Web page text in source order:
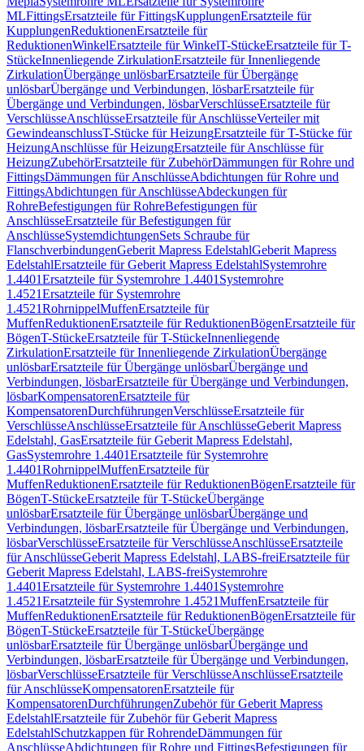
MLFittingsErsatzteile für FittingsKupplungenErsatzteile für
KupplungenReduktionenErsatzteile für
ReduktionenWinkelErsatzteile für WinkelT-StückeErsatzteile für T-
StückeInnenliegende ZirkulationErsatzteile für Innenliegende
ZirkulationÜbergänge unlösbarErsatzteile für Übergänge
unlösbarÜbergänge und Verbindungen, lösbarErsatzteile für
Übergänge und Verbindungen, lösbarVerschlüsseErsatzteile für
VerschlüsseAnschlüsseErsatzteile für AnschlüsseVerteiler mit
GewindeanschlussT-Stücke für HeizungErsatzteile für T-Stücke für
HeizungAnschlüsse für HeizungErsatzteile für Anschlüsse für
HeizungZubehörErsatzteile für ZubehörDämmungen für Rohre und
FittingsDämmungen für AnschlüsseAbdichtungen für Rohre und
FittingsAbdichtungen für AnschlüsseAbdeckungen für
RohreBefestigungen für RohreBefestigungen für
AnschlüsseErsatzteile für Befestigungen für
AnschlüsseSystemdichtungenSets Schraube für
FlanschverbindungenGeberit Mapress EdelstahlGeberit Mapress
EdelstahlErsatzteile für Geberit Mapress EdelstahlSystemrohre
1.4401Ersatzteile für Systemrohre 1.4401 Systemrohre
1.4521Ersatzteile für Systemrohre
1.4521RohrnippelMuffenErsatzteile für
MuffenReduktionenErsatzteile für ReduktionenBögenErsatzteile für
BögenT-StückeErsatzteile für T-StückeInnenliegende
ZirkulationErsatzteile für Innenliegende ZirkulationÜbergänge
unlösbarErsatzteile für Übergänge unlösbarÜbergänge und
Verbindungen, lösbarErsatzteile für Übergänge und Verbindungen,
lösbarKompensatorenErsatzteile für
KompensatorenDurchführungenVerschlüsseErsatzteile für
VerschlüsseAnschlüsseErsatzteile für AnschlüsseGeberit Mapress
Edelstahl, GasErsatzteile für Geberit Mapress Edelstahl,
GasSystemrohre 1.4401Ersatzteile für Systemrohre
1.4401RohrnippelMuffenErsatzteile für
MuffenReduktionenErsatzteile für ReduktionenBögenErsatzteile für
BögenT-StückeErsatzteile für T-StückeÜbergänge
unlösbarErsatzteile für Übergänge unlösbarÜbergänge und
Verbindungen, lösbarErsatzteile für Übergänge und Verbindungen,
lösbarVerschlüsseErsatzteile für VerschlüsseAnschlüsseErsatzteile
für AnschlüsseGeberit Mapress Edelstahl, LABS-freiErsatzteile für
Geberit Mapress Edelstahl, LABS-freiSystemrohre
1.4401Ersatzteile für Systemrohre 1.4401 Systemrohre
1.4521Ersatzteile für Systemrohre 1.4521MuffenErsatzteile für
MuffenReduktionenErsatzteile für ReduktionenBögenErsatzteile für
BögenT-StückeErsatzteile für T-StückeÜbergänge
unlösbarErsatzteile für Übergänge unlösbarÜbergänge und
Verbindungen, lösbarErsatzteile für Übergänge und Verbindungen,
lösbarVerschlüsseErsatzteile für VerschlüsseAnschlüsseErsatzteile
für AnschlüsseKompensatorenErsatzteile für
KompensatorenDurchführungenZubehör für Geberit Mapress
EdelstahlErsatzteile für Zubehör für Geberit Mapress
EdelstahlSchutzkappen für RohrendeDämmungen für
AnschlüsseAbdichtungen für Rohre und FittingsBefestigungen für